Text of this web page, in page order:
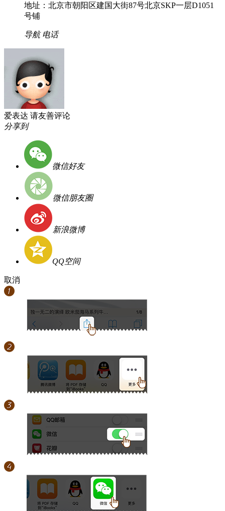
地址：北京市朝阳区建国大街87号北京SKP一层D1051
号铺
导航 电话
爱表达 请友善评论
分享到
微信好友
微信朋友圈
新浪微博
QQ空间
取消